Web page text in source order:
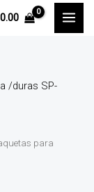
0.00
para